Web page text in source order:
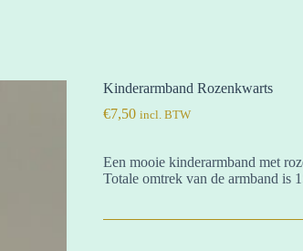
Kinderarmband Rozenkwarts
€7,50 incl. BTW
Een mooie kinderarmband met
Totale omtrek van de armband is